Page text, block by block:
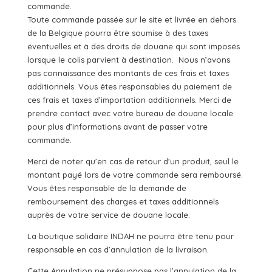
commande.
Toute commande passée sur le site et livrée en dehors
de la Belgique pourra être soumise à des taxes
éventuelles et à des droits de douane qui sont imposés
lorsque le colis parvient à destination. Nous n’avons
pas connaissance des montants de ces frais et taxes
additionnels. Vous êtes responsables du paiement de
ces frais et taxes d’importation additionnels. Merci de
prendre contact avec votre bureau de douane locale
pour plus d’informations avant de passer votre
commande.
Merci de noter qu’en cas de retour d’un produit, seul le
montant payé lors de votre commande sera remboursé.
Vous êtes responsable de la demande de
remboursement des charges et taxes additionnels
auprès de votre service de douane locale.
La boutique solidaire INDAH ne pourra être tenu pour
responsable en cas d’annulation de la livraison.